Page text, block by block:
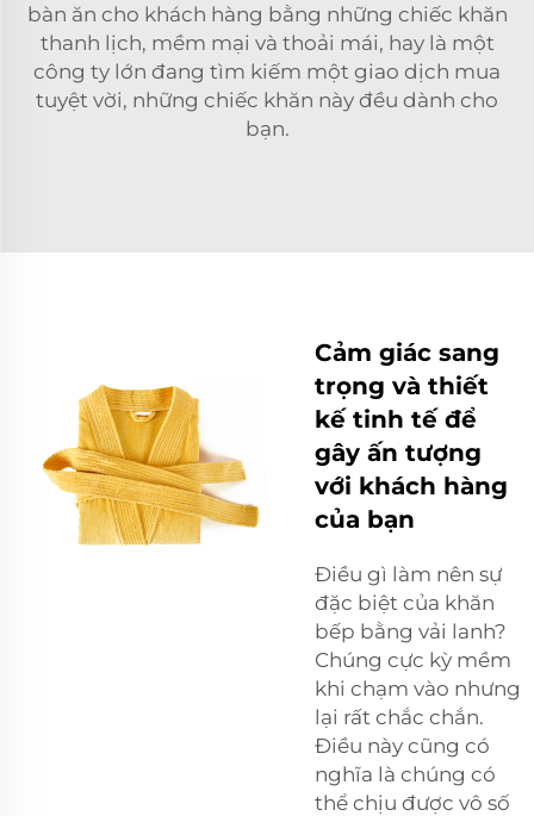
bàn ăn cho khách hàng bằng những chiếc khăn
thanh lịch, mềm mại và thoải mái, hay là một
công ty lớn đang tìm kiếm một giao dịch mua
tuyệt vời, những chiếc khăn này đều dành cho
bạn.
Cảm giác sang
trọng và thiết
kế tinh tế để
gây ấn tượng
với khách hàng
của bạn
Điều gì làm nên sự
đặc biệt của khăn
bếp bằng vải lanh?
Chúng cực kỳ mềm
khi chạm vào nhưng
lại rất chắc chắn.
Điều này cũng có
nghĩa là chúng có
thể chịu được vô số